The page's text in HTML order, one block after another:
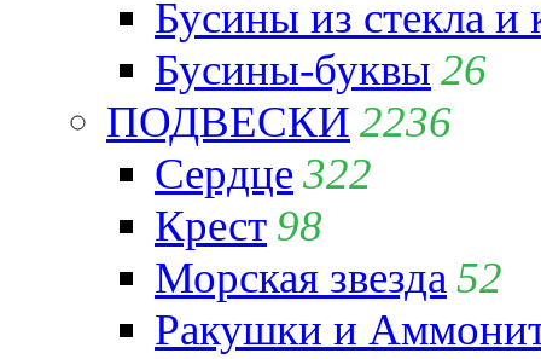
Бусины из стекла и
Бусины-буквы 26
ПОДВЕСКИ 2236
Сердце322
Крест 98
Морская звезда 52
Ракушки и